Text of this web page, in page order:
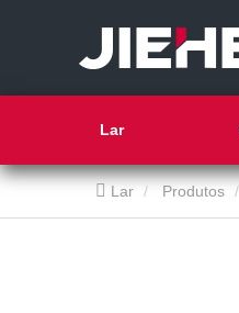
Lar
Lar Produtos